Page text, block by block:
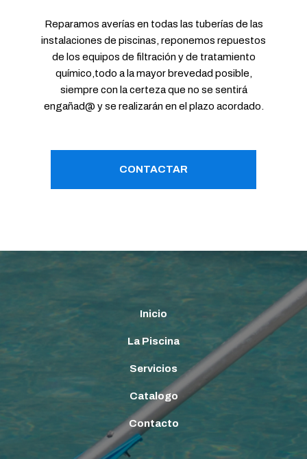
Reparamos averías en todas las tuberías de las
instalaciones de piscinas, reponemos repuestos
de los equipos de filtración y de tratamiento
químico,todo a la mayor brevedad posible,
siempre con la certeza que no se sentirá
engañad@ y se realizarán en el plazo acordado.
CONTACTAR
Inicio
La Piscina
Servicios
Catalogo
Contacto